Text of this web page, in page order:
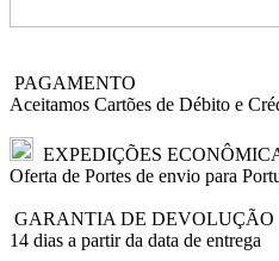
PAGAMENTO
Aceitamos Cartões de Débito e
EXPEDIÇÕES
Oferta de Portes de envio para
GARANTIA DE DEVOLUÇÃO
14 dias a partir da data de entrega